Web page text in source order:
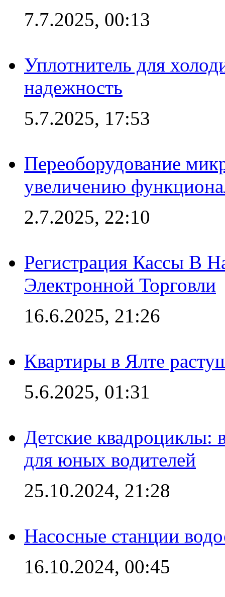
7.7.2025, 00:13
Уплотнитель для
надежность
5.7.2025, 17:53
Переоборудование
увеличению
2.7.2025, 22:10
Регистрация Кассы В
Электронной Торговли
16.6.2025, 21:26
Квартиры в Ялте
5.6.2025, 01:31
Детские квадроциклы:
для юных водителей
25.10.2024, 21:28
Насосные станции
16.10.2024, 00:45